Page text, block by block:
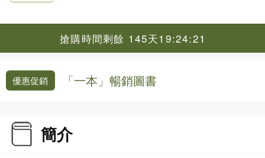
搶購時間剩餘 145天19:24:21
優惠促銷 「一本」暢銷圖書
簡介